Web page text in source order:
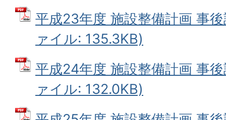
平成23年度 施設整備計画 事
ァイル: 135.3KB)
平成24年度 施設整備計画 事
ァイル: 132.0KB)